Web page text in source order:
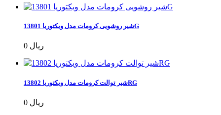
شیر روشویی کرومات مدل ویکتوریا 13801G
0 ریال
شیر توالت کرومات مدل ویکتوریا 13802RG
0 ریال